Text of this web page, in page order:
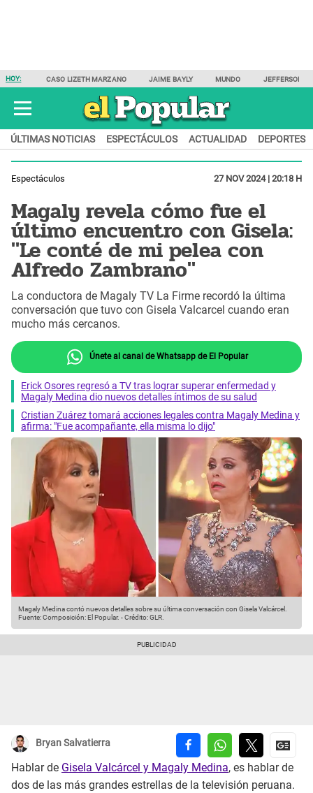
HOY: CASO LIZETH MARZANO JAIME BAYLY MUNDO JEFFERSON
ÚLTIMAS NOTICIAS ESPECTÁCULOS ACTUALIDAD DEPORTES
Espectáculos 27 NOV 2024 | 20:18 H
Magaly revela cómo fue el
último encuentro con Gisela:
"Le conté de mi pelea con
Alfredo Zambrano"
La conductora de Magaly TV La Firme recordó la última
conversación que tuvo con Gisela Valcarcel cuando eran
mucho más cercanos.
Únete al canal de Whatsapp de El Popular
Erick Osores regresó a TV tras lograr superar enfermedad y
Magaly Medina dio nuevos detalles íntimos de su salud
Cristian Zuárez tomará acciones legales contra Magaly Medina y
afirma: "Fue acompañante, ella misma lo dijo"
Magaly Medina contó nuevos detalles sobre su última conversación con Gisela Valcárcel.
Fuente: Composición: El Popular. -Crédito: GLR.
Bryan Salvatierra
Hablar de Gisela Valcárcel y Magaly Medina, es hablar de
dos de las más grandes estrellas de la televisión peruana.